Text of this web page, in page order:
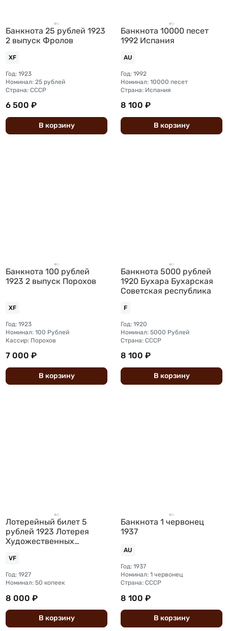
Банкнота 25 рублей 1923
2 выпуск Фролов
XF
Год: 1923
Номинал: 25 рублей
Страна: СССР
6 500 ₽
В корзину
Банкнота 10000 песет
1992 Испания
AU
Год: 1992
Номинал: 10000 песет
Страна: Испания
8 100 ₽
В корзину
Банкнота 100 рублей
1923 2 выпуск Порохов
XF
Год: 1923
Номинал: 100 Рублей
Кассир: Порохов
7 000 ₽
В корзину
Банкнота 5000 рублей
1920 Бухара Бухарская
Советская республика
F
Год: 1920
Номинал: 5000 Рублей
Страна: СССР
8 100 ₽
В корзину
Лотерейный билет 5
рублей 1923 Лотерея
Художественных
инвалидов войны
VF
Год: 1927
Номинал: 50 копеек
8 000 ₽
В корзину
Банкнота 1 червонец
1937
AU
Год: 1937
Номинал: 1 червонец
Страна: СССР
8 100 ₽
В корзину